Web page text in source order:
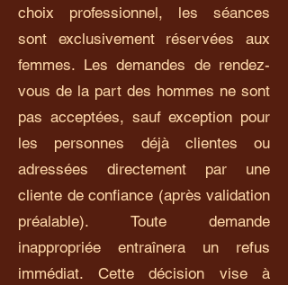
choix professionnel, les séances
sont exclusivement réservées aux
femmes. Les demandes de rendez-
vous de la part des hommes ne sont
pas acceptées, sauf exception pour
les personnes déjà clientes ou
adressées directement par une
cliente de confiance (après validation
préalable). Toute demande
inappropriée entraînera un refus
immédiat. Cette décision vise à